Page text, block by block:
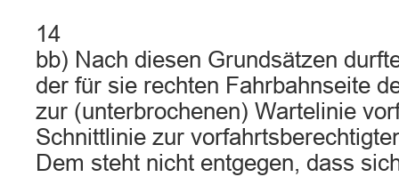
14
bb) Nach diesen Grundsätzen
der für sie rechten Fahrbahnseite
zur (unterbrochenen) Wartelinie
Schnittlinie zur
Dem steht nicht entgegen, dass